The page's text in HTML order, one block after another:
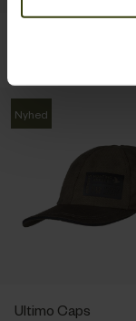
Nyhed
Ultimo Caps